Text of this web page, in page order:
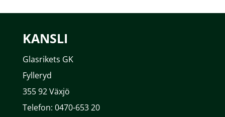
KANSLI
Glasrikets GK
Fylleryd
355 92 Växjö
Telefon: 0470-653 20